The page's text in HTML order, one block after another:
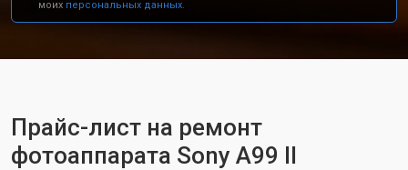
моих персональных данных.
Прайс-лист на ремонт
фотоаппарата Sony A99 II